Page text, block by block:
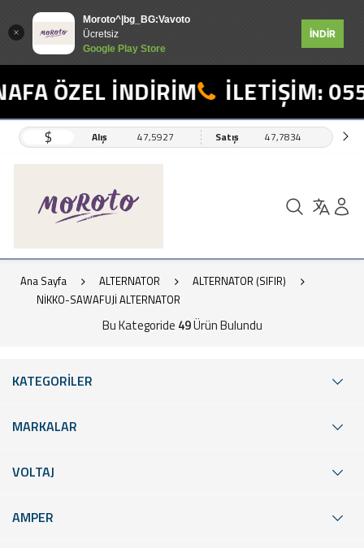
Moroto^|bg_BG:Vavoto
Ücretsiz
Google Play Store
İNDİR
İNDİRİM İLETİŞİM: 0554
$ Alış 47,5927 Satış 47,7834
Ana Sayfa ALTERNATOR
ALTERNATOR (SIFIR)
NİKKO-SAWAFUJİ ALTERNATOR
Bu Kategoride 49Ürün Bulundu
KATEGORİLER
MARKALAR
VOLTAJ
AMPER